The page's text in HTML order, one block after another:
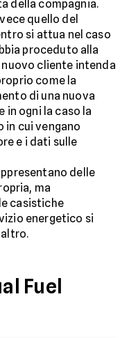
della compagnia.
quello del
si attua nel caso
proceduto alla
nuovo cliente intenda
come la
di una nuova
in ogni la caso la
in cui vengano
e i dati sulle
delle
ma
casistiche
energetico si
Fuel